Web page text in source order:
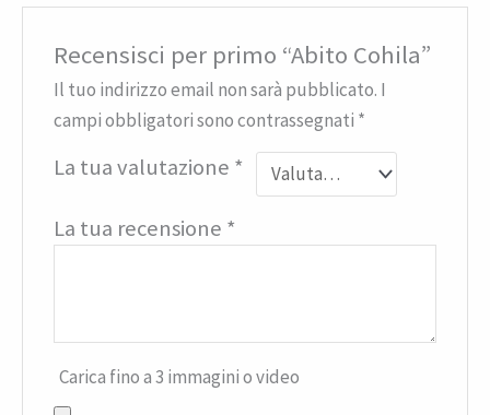
Recensisci per primo “Abito Cohila”
Il tuo indirizzo email non sarà pubblicato. I
campi obbligatori sono contrassegnati *
La tua valutazione *
La tua recensione *
Carica fino a 3 immagini o video